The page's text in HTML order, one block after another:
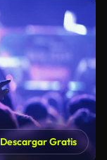
Descargar Gratis